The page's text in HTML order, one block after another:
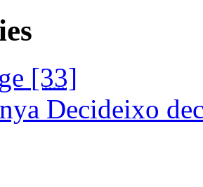
[33]
Decideixo